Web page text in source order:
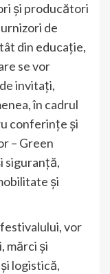
și producători
de
din educație,
se vor
invitați,
în cadrul
conferințe și
– Green
siguranță,
și
vor
mărci și
logistică,